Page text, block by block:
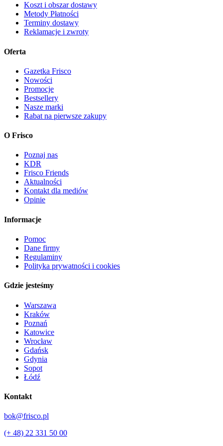
Koszt i obszar dostawy
Metody Płatności
Terminy dostawy
Reklamacje i zwroty
Oferta
Gazetka Frisco
Nowości
Promocje
Bestsellery
Nasze marki
Rabat na pierwsze zakupy
O Frisco
Poznaj nas
KDR
Frisco Friends
Aktualności
Kontakt dla mediów
Opinie
Informacje
Pomoc
Dane firmy
Regulaminy
Polityka prywatności i cookies
Gdzie jesteśmy
Warszawa
Kraków
Poznań
Katowice
Wrocław
Gdańsk
Gdynia
Sopot
Łódź
Kontakt
bok@frisco.pl
(+ 48) 22 331 50 00